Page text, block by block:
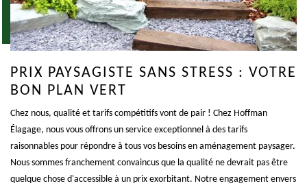
PRIX PAYSAGISTE SANS STRESS : VOTRE
BON PLAN VERT
Chez nous, qualité et tarifs compétitifs vont de pair ! Chez Hoffman
Élagage, nous vous offrons un service exceptionnel à des tarifs
raisonnables pour répondre à tous vos besoins en aménagement paysager.
Nous sommes franchement convaincus que la qualité ne devrait pas être
quelque chose d'accessible à un prix exorbitant. Notre engagement envers